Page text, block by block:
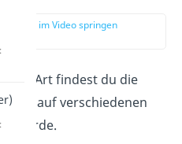
zur Stelle im Video springen
der Art findest du die
Tiere auf verschiedenen
der Erde.